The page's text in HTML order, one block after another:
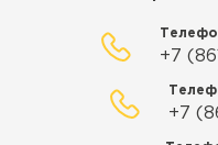
+7
+7